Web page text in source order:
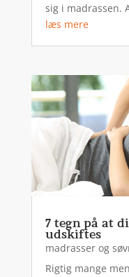
sig i madrassen.
læs mere
7 tegn på at
udskiftes
madrasser og
Rigtig mange